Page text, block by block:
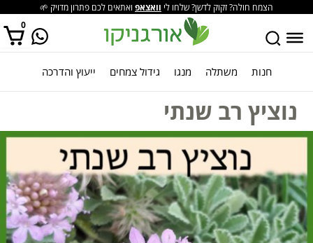
הצמח חולה? זקוק לדשן? שלחו לי וואצאפ ואתאים לכם פתרון מדויק 🌱
0
אין מוצרים בסל הקניות. חנות משתלה מנגו גידול צמחים ייעוץ והדרכה
נוציץ רב שנתי